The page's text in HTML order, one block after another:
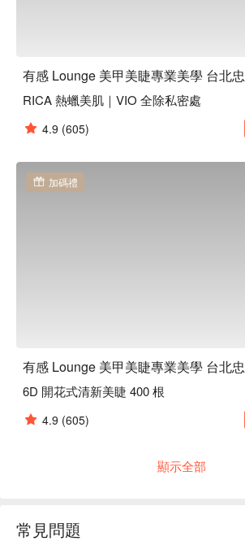
RICA 熱蠟美肌｜VIO 全除私密處
4.9 (605)
加碼禮
6D 開花式清新美睫 400 根
4.9 (605)
顯示全部
常見問題